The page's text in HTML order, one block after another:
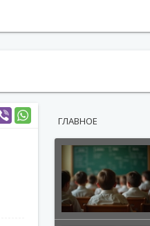
ГЛАВНОЕ